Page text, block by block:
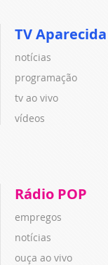
TV Aparecida
notícias
programação
tv ao vivo
vídeos
Rádio POP
empregos
notícias
ouça ao vivo